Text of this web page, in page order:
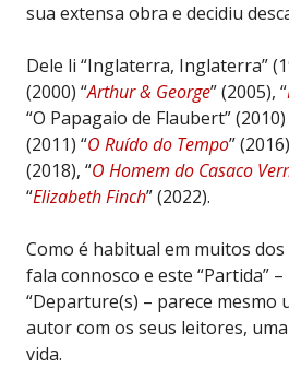
sua extensa obra e decidiu
Dele li “Inglaterra, Inglaterra”
(2000) “Arthur & George” (2005), “
“O Papagaio de Flaubert” (2010)
(2011) “O Ruído do Tempo”
(2018), “O Homem do Casaco
“Elizabeth Finch” (2022).
Como é habitual em muitos
fala connosco e este “Partida”
“Departure(s) – parece mesmo
autor com os seus leitores,
vida.